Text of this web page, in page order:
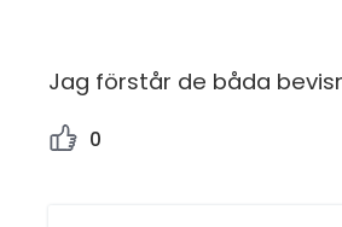
Jag förstår de båda
0